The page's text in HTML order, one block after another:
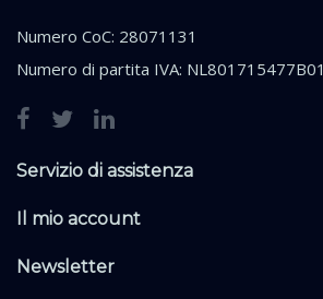
Numero CoC: 28071131
Numero di partita IVA: NL801715477B01
Servizio di assistenza
Il mio account
Newsletter